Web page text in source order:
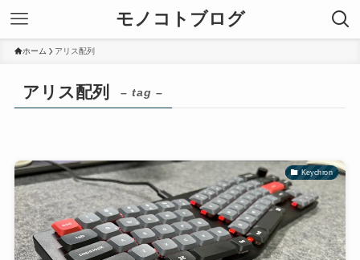
モノコトブログ
ホーム アリス配列
アリス配列 – tag –
Keychron